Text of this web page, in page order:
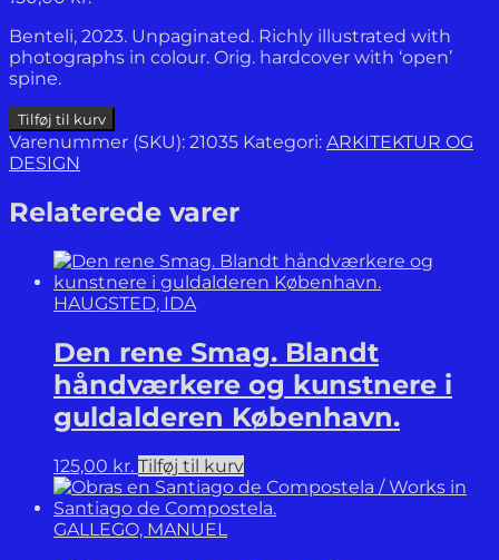
Benteli, 2023. Unpaginated. Richly illustrated with
photographs in colour. Orig. hardcover with ‘open’
spine.
Homes
on
Hold
Traces
of
Dreams.
antal
Tilføj til kurv
Varenummer (SKU): 21035 Kategori: ARKITEKTUR OG
DESIGN
Relaterede varer
HAUGSTED, IDA
Den rene Smag. Blandt
håndværkere og kunstnere i
guldalderen København.
125,00 kr. Tilføj til kurv
GALLEGO, MANUEL